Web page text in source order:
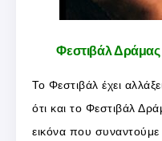
Φεστιβάλ
Το Φεστιβάλ έχει
ότι και το Φεστιβάλ
εικόνα που συναντούμε